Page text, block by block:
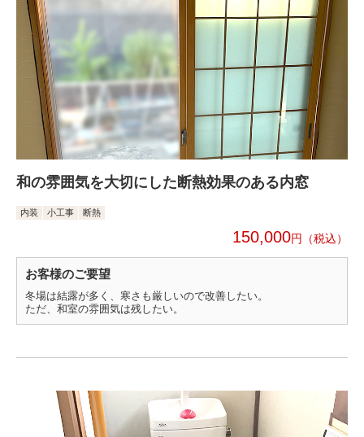
和の雰囲気を大切にした断熱効果のある内窓
内装 小工事 断熱
150,000円
お客様のご要望
冬場は結露が多く、寒さも厳しいので改善したい。
ただ、和室の雰囲気は残したい。